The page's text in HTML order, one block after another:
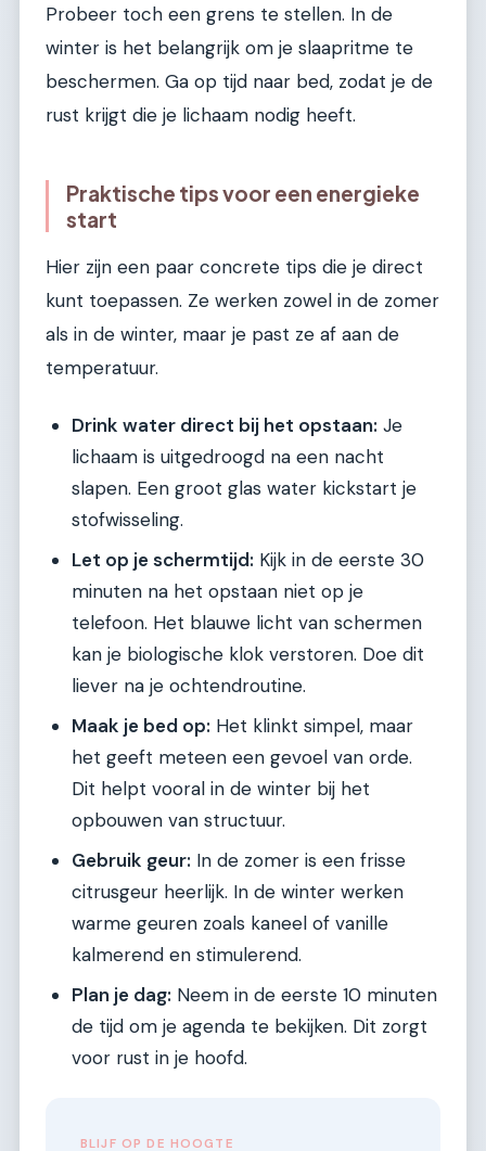
Probeer toch een grens te stellen. In de
winter is het belangrijk om je slaapritme te
beschermen. Ga op tijd naar bed, zodat je de
rust krijgt die je lichaam nodig heeft.
Praktische tips voor een energieke
start
Hier zijn een paar concrete tips die je direct
kunt toepassen. Ze werken zowel in de zomer
als in de winter, maar je past ze af aan de
temperatuur.
Drink water direct bij het opstaan: Je
lichaam is uitgedroogd na een nacht
slapen. Een groot glas water kickstart je
stofwisseling.
Let op je schermtijd: Kijk in de eerste 30
minuten na het opstaan niet op je
telefoon. Het blauwe licht van schermen
kan je biologische klok verstoren. Doe dit
liever na je ochtendroutine.
Maak je bed op: Het klinkt simpel, maar
het geeft meteen een gevoel van orde.
Dit helpt vooral in de winter bij het
opbouwen van structuur.
Gebruik geur: In de zomer is een frisse
citrusgeur heerlijk. In de winter werken
warme geuren zoals kaneel of vanille
kalmerend en stimulerend.
Plan je dag: Neem in de eerste 10 minuten
de tijd om je agenda te bekijken. Dit zorgt
voor rust in je hoofd.
BLIJF OP DE HOOGTE